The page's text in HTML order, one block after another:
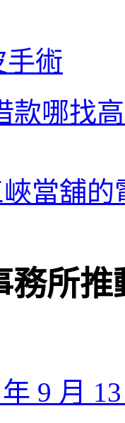
手術
款哪找
當舖
務所
9 月